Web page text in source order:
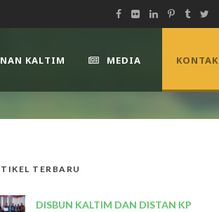
KALTIM MEDIA KONTAK
TERBARU
DISBUN KALTIM DAN DISTAN KP